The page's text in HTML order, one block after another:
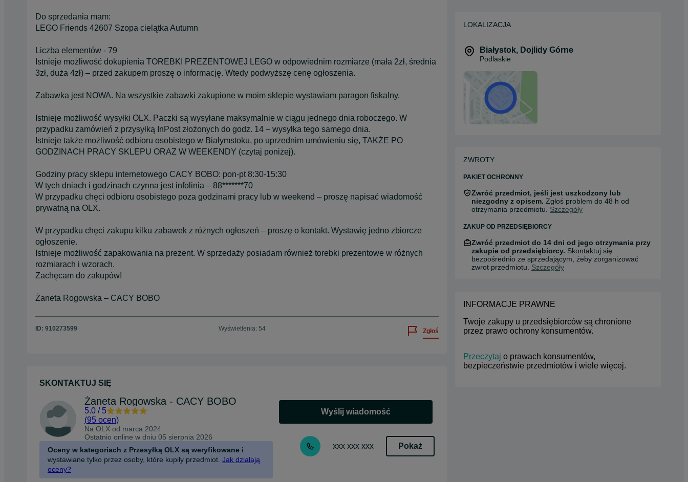
Do sprzedania mam:
LEGO Friends 42607 Szopa cielątka Autumn
Liczba elementów - 79
Istnieje możliwość dokupienia TOREBKI PREZENTOWEJ LEGO w odpowiednim rozmiarze (mała 2zł, średnia
3zł, duża 4zł) – przed zakupem proszę o informację. Wtedy podwyższę cenę ogłoszenia.
Zabawka jest NOWA. Na wszystkie zabawki zakupione w moim sklepie wystawiam paragon fiskalny.
Istnieje możliwość wysyłki OLX. Paczki są wysyłane maksymalnie w ciągu jednego dnia roboczego. W
przypadku zamówień z przysyłką InPost złożonych do godz. 14 – wysyłka tego samego dnia.
Istnieje także możliwość odbioru osobistego w Białymstoku, po uprzednim umówieniu się, TAKŻE PO
GODZINACH PRACY SKLEPU ORAZ W WEEKENDY (czytaj poniżej).
Godziny pracy sklepu internetowego CACY BOBO: pon-pt 8:30-15:30
W tych dniach i godzinach czynna jest infolinia – 88*******70
W przypadku chęci odbioru osobistego poza godzinami pracy lub w weekend – proszę napisać wiadomość
prywatną na OLX.
W przypadku chęci zakupu kilku zabawek z różnych ogłoszeń – proszę o kontakt. Wystawię jedno zbiorcze
ogłoszenie.
Istnieje możliwość zapakowania na prezent. W sprzedaży posiadam również torebki prezentowe w różnych
rozmiarach i wzorach.
Zachęcam do zakupów!
Żaneta Rogowska – CACY BOBO
ID: 910273599 Wyświetlenia: 54 Zgłoś
SKONTAKTUJ SIĘ
Żaneta Rogowska - CACY BOBO
5.0 / 5
(95 ocen)
Na OLX od marca 2024
Ostatnio online w dniu 05 sierpnia 2026
Oceny w kategoriach z Przesyłką OLX są weryfikowane i
wystawiane tylko przez osoby, które kupiły przedmiot. Jak działają
oceny?
Wyślij wiadomość
xxx xxx xxx Pokaż
LOKALIZACJA
Białystok, Dojlidy Górne
Podlaskie
ZWROTY
PAKIET OCHRONNY
Zwróć przedmiot, jeśli jest uszkodzony lub
niezgodny z opisem. Zgłoś problem do 48 h od
otrzymania przedmiotu. Szczegóły
ZAKUP OD PRZEDSIĘBIORCY
Zwróć przedmiot do 14 dni od jego otrzymania przy
zakupie od przedsiębiorcy. Skontaktuj się
bezpośrednio ze sprzedającym, żeby zorganizować
zwrot przedmiotu. Szczegóły
INFORMACJE PRAWNE
Twoje zakupy u przedsiębiorców są chronione
przez prawo ochrony konsumentów.
Przeczytaj o prawach konsumentów,
bezpieczeństwie przedmiotów i wiele więcej.